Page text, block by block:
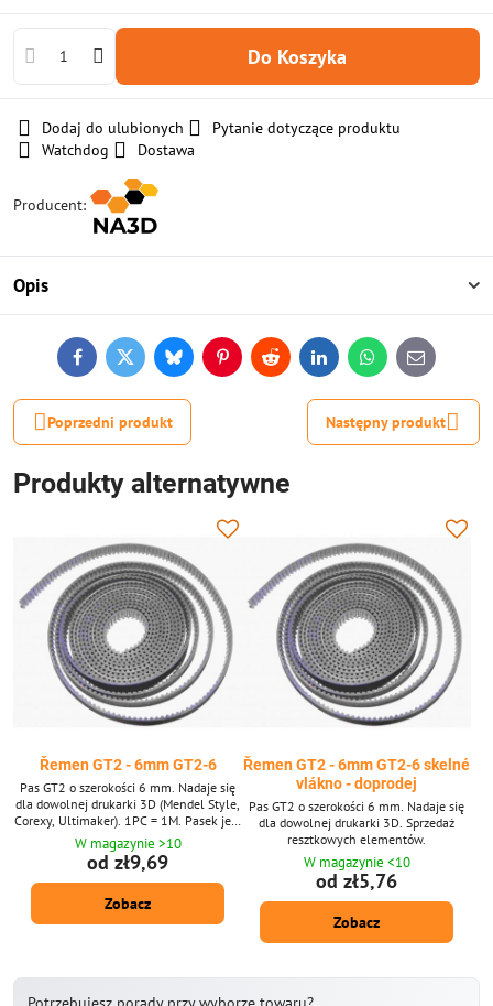
Do Koszyka
Dodaj do ulubionych
Pytanie dotyczące produktu
Watchdog
Dostawa
Producent:
Opis
FacebookTwitterBlueskyPinterestReddit LinkedInWhatsApp
E-
mail
Poprzedni produkt Następny produkt
Produkty alternatywne
Řemen GT2 - 6mm GT2-6
Pas GT2 o szerokości 6 mm. Nadaje się
dla dowolnej drukarki 3D (Mendel Style,
Corexy, Ultimaker). 1PC = 1M. Pasek jest
wysyłany do 10 metrów. Ponad 10
metrów jest dostarczane w
wielokrotnościach 5 i 10 m.
W magazynie >10
od zł9,69
Zobacz
Řemen GT2 - 6mm GT2-6 skelné
vlákno - doprodej
Pas GT2 o szerokości 6 mm. Nadaje się
dla dowolnej drukarki 3D. Sprzedaż
resztkowych elementów.
W magazynie <10
od zł5,76
Zobacz